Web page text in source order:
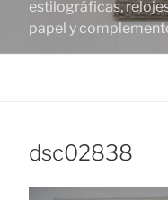
estilográficas,
papel y
dsc02838